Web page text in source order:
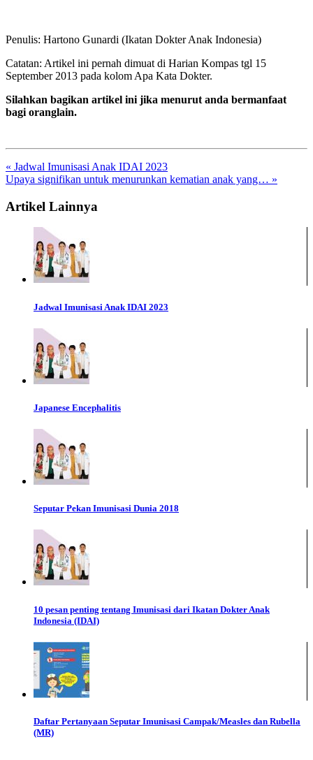
Penulis: Hartono Gunardi (Ikatan Dokter Anak Indonesia)
Catatan: Artikel ini pernah dimuat di Harian Kompas tgl 15
September 2013 pada kolom Apa Kata Dokter.
Silahkan bagikan artikel ini jika menurut anda bermanfaat
bagi oranglain.
« Jadwal Imunisasi Anak IDAI 2023
Upaya signifikan untuk menurunkan kematian anak yang… »
Artikel Lainnya
Jadwal Imunisasi Anak IDAI 2023
Japanese Encephalitis
Seputar Pekan Imunisasi Dunia 2018
10 pesan penting tentang Imunisasi dari Ikatan Dokter Anak
Indonesia (IDAI)
Daftar Pertanyaan Seputar Imunisasi Campak/Measles dan Rubella
(MR)